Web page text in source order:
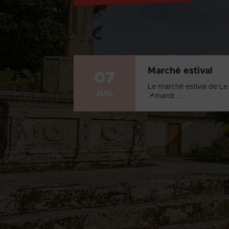
Marché estival
Le marché estival de
📌mardi ...